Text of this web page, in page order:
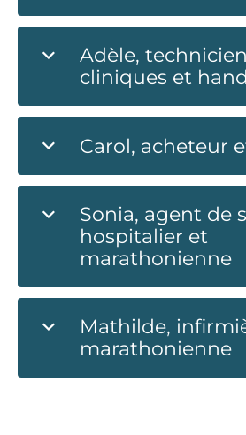
Adèle,
cliniques et
Carol, acheteur
Sonia, agent de
hospitalier et
marathonienne
Mathilde,
marathonienne